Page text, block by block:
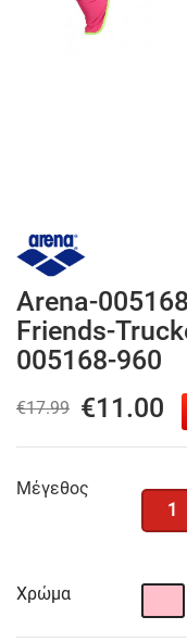
Arena-
Friends-
005168-960
€17.99 €11.00
Μέγεθος
1
Χρώμα